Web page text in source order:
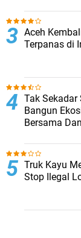
Aceh
Terpanas di
Tak Sekadar
Bangun
Bersama
Truk Kayu
Stop Ilegal